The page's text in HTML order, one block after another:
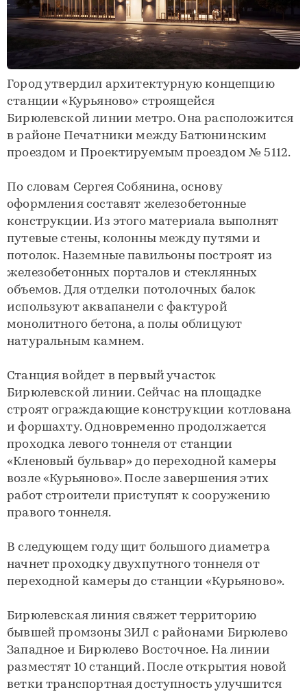
Город утвердил архитектурную концепцию
станции «Курьяново» строящейся
Бирюлевской линии метро. Она расположится
в районе Печатники между Батюнинским
проездом и Проектируемым проездом № 5112.
По словам Сергея Собянина, основу
оформления составят железобетонные
конструкции. Из этого материала выполнят
путевые стены, колонны между путями и
потолок. Наземные павильоны построят из
железобетонных порталов и стеклянных
объемов. Для отделки потолочных балок
используют аквапанели с фактурой
монолитного бетона, а полы облицуют
натуральным камнем.
Станция войдет в первый участок
Бирюлевской линии. Сейчас на площадке
строят ограждающие конструкции котлована
и форшахту. Одновременно продолжается
проходка левого тоннеля от станции
«Кленовый бульвар» до переходной камеры
возле «Курьяново». После завершения этих
работ строители приступят к сооружению
правого тоннеля.
В следующем году щит большого диаметра
начнет проходку двухпутного тоннеля от
переходной камеры до станции «Курьяново».
Бирюлевская линия свяжет территорию
бывшей промзоны ЗИЛ с районами Бирюлево
Западное и Бирюлево Восточное. На линии
разместят 10 станций. После открытия новой
ветки транспортная доступность улучшится